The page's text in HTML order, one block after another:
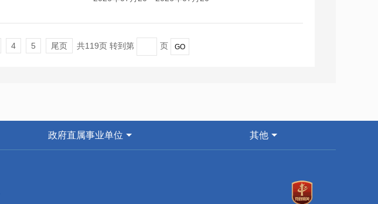
4 5 尾页 共119页 转到第 页
政府直属事业单位 其他